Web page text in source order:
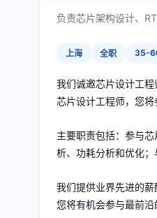
负责芯片架构设计、
上海 全职 35-
我们诚邀芯片设计工
芯片设计工程师，您
主要职责包括：参与
析、功耗分析和优化
我们提供业界先进的
您将有机会参与最前